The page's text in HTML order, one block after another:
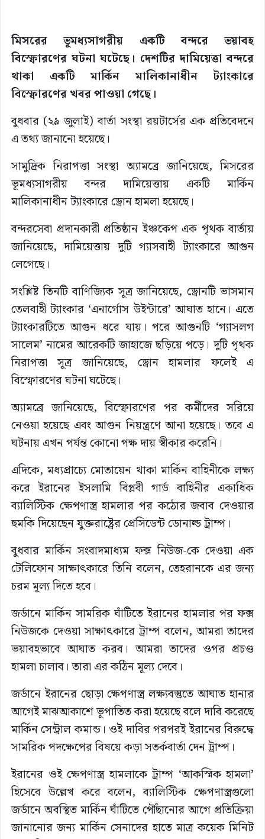
মিসরের ভূমধ্যসাগরীয় একটি বন্দরে ভয়াবহ
বিস্ফোরণের ঘটনা ঘটেছে। দেশটির দামিয়েত্তা বন্দরে
থাকা একটি মার্কিন মালিকানাধীন ট্যাংকারে
বিস্ফোরণের খবর পাওয়া গেছে।
বুধবার (২৯ জুলাই) বার্তা সংস্থা রয়টার্সের এক প্রতিবেদনে
এ তথ্য জানানো হয়েছে।
সামুদ্রিক নিরাপত্তা সংস্থা অ্যামব্রে জানিয়েছে, মিসরের
ভূমধ্যসাগরীয় বন্দর দামিয়েত্তায় একটি মার্কিন
মালিকানাধীন ট্যাংকারে ড্রোন হামলা হয়েছে।
বন্দরসেবা প্রদানকারী প্রতিষ্ঠান ইঞ্চকেপ এক পৃথক বার্তায়
জানিয়েছে, দামিয়েত্তায় দুটি গ্যাসবাহী ট্যাংকারে আগুন
লেগেছে।
সংশ্লিষ্ট তিনটি বাণিজ্যিক সূত্র জানিয়েছে, ড্রোনটি ভাসমান
তেলবাহী ট্যাংকার ‘এনার্গোস উইন্টারে’ আঘাত হানে। এতে
ট্যাংকারটিতে আগুন ধরে যায়। পরে আগুনটি ‘গ্যাসলগ
সালেম’ নামের আরেকটি জাহাজে ছড়িয়ে পড়ে। দুটি পৃথক
নিরাপত্তা সূত্র জানিয়েছে, ড্রোন হামলার ফলেই এ
বিস্ফোরণের ঘটনা ঘটেছে।
অ্যামব্রে জানিয়েছে, বিস্ফোরণের পর কর্মীদের সরিয়ে
নেওয়া হয়েছে এবং আগুন নিয়ন্ত্রণে আনা হয়েছে। তবে এ
ঘটনায় এখন পর্যন্ত কোনো পক্ষ দায় স্বীকার করেনি।
এদিকে, মধ্যপ্রাচ্যে মোতায়েন থাকা মার্কিন বাহিনীকে লক্ষ্য
করে ইরানের ইসলামি বিপ্লবী গার্ড বাহিনীর একাধিক
ব্যালিস্টিক ক্ষেপণাস্ত্র হামলার পর কঠোর জবাব দেওয়ার
হুমকি দিয়েছেন যুক্তরাষ্ট্রের প্রেসিডেন্ট ডোনাল্ড ট্রাম্প।
বুধবার মার্কিন সংবাদমাধ্যম ফক্স নিউজ-কে দেওয়া এক
টেলিফোন সাক্ষাৎকারে তিনি বলেন, তেহরানকে এর জন্য
চরম মূল্য দিতে হবে।
জর্ডানে মার্কিন সামরিক ঘাঁটিতে ইরানের হামলার পর ফক্স
নিউজকে দেওয়া সাক্ষাৎকারে ট্রাম্প বলেন, আমরা তাদের
ভয়াবহভাবে আঘাত করব। আমরা তাদের ওপর প্রচণ্ড
হামলা চালাব। তারা এর কঠিন মূল্য দেবে।
জর্ডানে ইরানের ছোড়া ক্ষেপণাস্ত্র লক্ষ্যবস্তুতে আঘাত হানার
আগেই মাঝআকাশে ভূপাতিত করা হয়েছে বলে দাবি করেছে
মার্কিন সেন্ট্রাল কমান্ড। ওই দাবির পরপরই ইরানের বিরুদ্ধে
সামরিক পদক্ষেপের বিষয়ে কড়া সতর্কবার্তা দেন ট্রাম্প।
ইরানের ওই ক্ষেপণাস্ত্র হামলাকে ট্রাম্প ‘আকস্মিক হামলা’
হিসেবে উল্লেখ করে বলেন, ব্যালিস্টিক ক্ষেপণাস্ত্রগুলো
জর্ডানে অবস্থিত মার্কিন ঘাঁটিতে পৌঁছানোর আগে প্রতিক্রিয়া
জানানোর জন্য মার্কিন সেনাদের হাতে মাত্র কয়েক মিনিট